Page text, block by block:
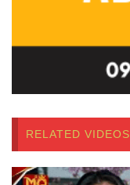
RELATED VIDEOS